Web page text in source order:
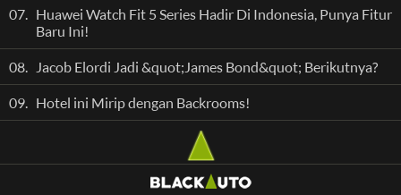
07. Huawei Watch Fit 5 Series Hadir Di Indonesia, Punya Fitur
Baru Ini!
08. Jacob Elordi Jadi &quot;James Bond&quot; Berikutnya?
09. Hotel ini Mirip dengan Backrooms!